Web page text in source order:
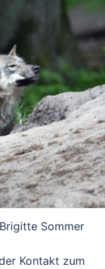
Sommer
Kontakt zum